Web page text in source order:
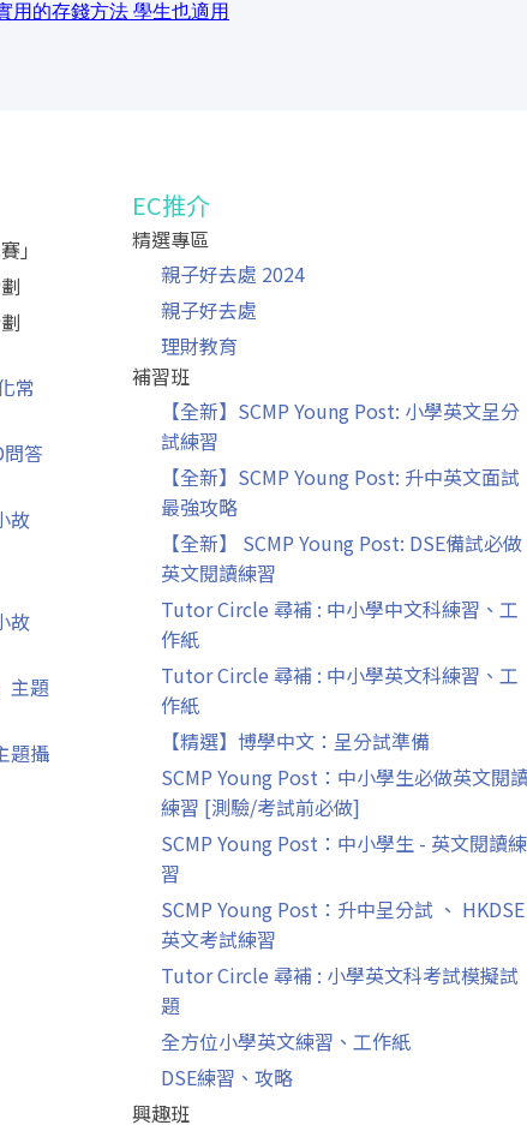
用的存錢方法 學生也適用
」
常
問答
故
故
主題
題攝
EC推介
精選專區
親子好去處 2024
親子好去處
理財教育
補習班
【全新】SCMP Young Post: 小學英文呈分
試練習
【全新】SCMP Young Post: 升中英文面試
最強攻略
【全新】 SCMP Young Post: DSE備試必做
英文閱讀練習
Tutor Circle 尋補 : 中小學中文科練習、工
作紙
Tutor Circle 尋補 : 中小學英文科練習、工
作紙
【精選】博學中文：呈分試準備
SCMP Young Post：中小學生必做英文閱讀
練習 [測驗/考試前必做]
SCMP Young Post：中小學生 - 英文閱讀練
習
SCMP Young Post：升中呈分試 、 HKDSE
英文考試練習
Tutor Circle 尋補 : 小學英文科考試模擬試
題
全方位小學英文練習、工作紙
DSE練習、攻略
興趣班